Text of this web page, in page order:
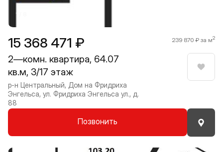
15 368 471 ₽ 239 870 ₽ за м2
2—комн. квартира, 64.07
кв.м, 3/17 этаж
р-н Центральный, Дом на Фридриха
Энгельса, ул. Фридриха Энгельса ул., д.
88
Позвонить
1 / 8